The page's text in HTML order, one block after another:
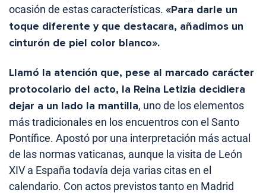
ocasión de estas características. «Para darle un
toque diferente y que destacara, añadimos un
cinturón de piel color blanco».
Llamó la atención que, pese al marcado carácter
protocolario del acto, la Reina Letizia decidiera
dejar a un lado la mantilla, uno de los elementos
más tradicionales en los encuentros con el Santo
Pontífice. Apostó por una interpretación más actual
de las normas vaticanas, aunque la visita de León
XIV a España todavía deja varias citas en el
calendario. Con actos previstos tanto en Madrid